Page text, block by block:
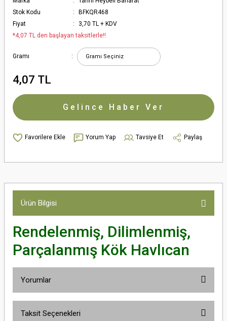
Stok Kodu
BFKQR468
Fiyat
3,70 TL + KDV
*4,07 TL den başlayan taksitlerle!!
Gramı
4,07 TL
Gelince Haber Ver
Yorum Yap Tavsiye Et Paylaş
Ürün Bilgisi
Rendelenmiş, Dilimlenmiş,
Parçalanmış Kök Havlıcan
Yorumlar
Taksit Seçenekleri